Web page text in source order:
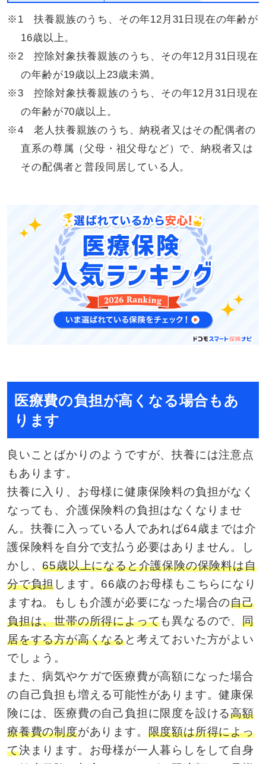
※1 扶養親族のうち、その年12月31日現在の年齢が
16歳以上。
※2 控除対象扶養親族のうち、その年12月31日現在
の年齢が19歳以上23歳未満。
※3 控除対象扶養親族のうち、その年12月31日現在
の年齢が70歳以上。
※4 老人扶養親族のうち、納税者又はその配偶者の
直系の尊属（父母・祖父母など）で、納税者又は
その配偶者と普段同居している人。
医療費の負担が高くなる場合もあ
ります
良いことばかりのようですが、扶養には注意点
もあります。
扶養に入り、お母様に健康保険料の負担がなく
なっても、介護保険料の負担はなくなりませ
ん。扶養に入っている人であれば64歳までは介
護保険料を自分で支払う必要はありません。し
かし、65歳以上になると介護保険の保険料は自
分で負担します。66歳のお母様もこちらになり
ますね。もしも介護が必要になった場合の自己
負担は、世帯の所得によっても異なるので、 同
居をする方が高くなると考えておいた方がよい
でしょう。
また、病気やケガで医療費が高額になった場合
の自己負担も増える可能性があります。健康保
険には、医療費の自己負担に限度を設ける高額
療養費の制度があります。 限度額は所得によっ
て決まります。お母様が一人暮らしをして自身